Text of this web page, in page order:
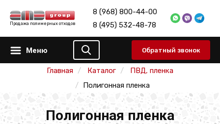
Продажа полимерных отходов
8 (968) 800-44-00
8 (495) 532-48-78
Меню Обратный звонок
Главная Каталог
ПВД, пленка
Полигонная пленка
Полигонная пленка